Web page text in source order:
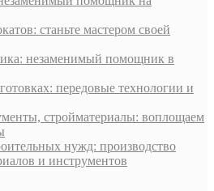
станьте мастером своей
незаменимый помощник в
передовые технологии и
стройматериалы: воплощаем
нужд: производство
и инструментов